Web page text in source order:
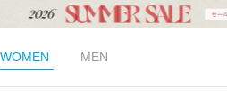
WOMEN MEN